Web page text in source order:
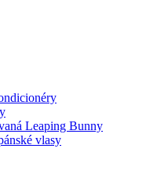
Leaping Bunny
vlasy